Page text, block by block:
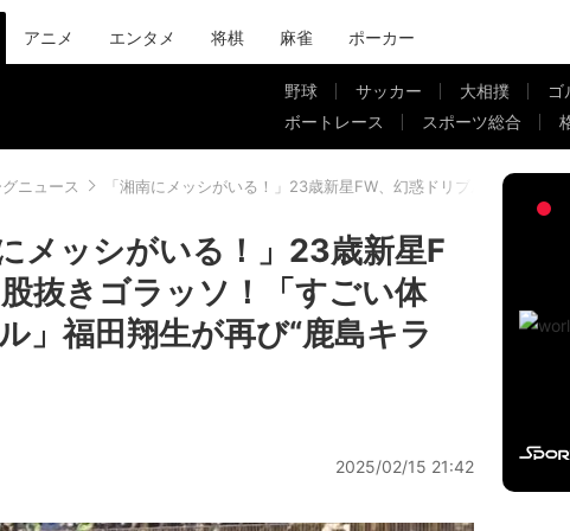
アニメ エンタメ 将棋 麻雀 ポーカー
野球 サッカー 大相撲 ゴ
ボートレース
スポーツ総合
ニュース 「湘南にメッシがいる！」23歳新星FW、幻惑ドリブルから股抜
メッシがいる！」23歳新星F
抜きゴラッソ！「すごい体
」福田翔生が再び“鹿島キラ
2025/02/15 21:42